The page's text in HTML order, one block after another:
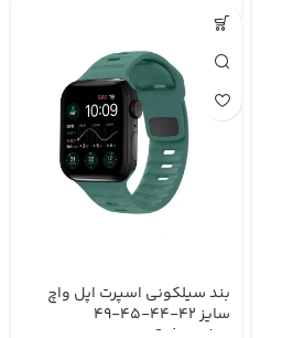
بند سیلکونی اسپرت اپل واچ
سایز 42-44-45-49